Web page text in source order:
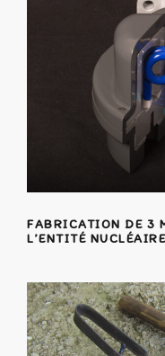
FABRICATION DE 3
L’ENTITÉ